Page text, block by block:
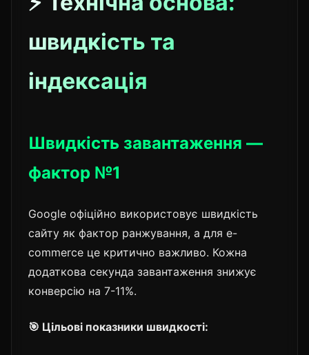
швидкість та
індексація
Швидкість завантаження —
фактор №1
Google офіційно використовує швидкість
сайту як фактор ранжування, а для e-
commerce це критично важливо. Кожна
додаткова секунда завантаження знижує
конверсію на 7-11%.
🎯 Цільові показники швидкості: